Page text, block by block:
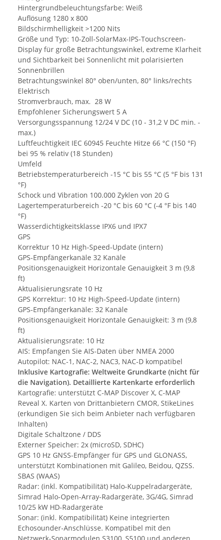
Hintergrundbeleuchtungsfarbe: Weiß
Auflösung 1280 x 800
Bildschirmhelligkeit >1200 Nits
Größe und Typ: 10-Zoll-SolarMax-IPS-Touchscreen-
Display für große Betrachtungswinkel, extreme Klarheit
und Sichtbarkeit bei Sonnenlicht mit polarisierten
Sonnenbrillen
Betrachtungswinkel 80° oben/unten, 80° links/rechts
Elektrisch
Stromverbrauch, max. 28 W
Empfohlener Sicherungswert 5 A
Versorgungsspannung 12/24 V DC (10 - 31,2 V DC min. -
max.)
Luftfeuchtigkeit IEC 60945 Feuchte Hitze 66 °C (150 °F)
bei 95 % relativ (18 Stunden)
Umfeld
Betriebstemperaturbereich -15 °C bis 55 °C (5 °F bis 131
°F)
Schock und Vibration 100.000 Zyklen von 20 G
Lagertemperaturbereich -20 °C bis 60 °C (-4 °F bis 140
°F)
Wasserdichtigkeitsklasse IPX6 und IPX7
GPS
Korrektur 10 Hz High-Speed-Update (intern)
GPS-Empfängerkanäle 32 Kanäle
Positionsgenauigkeit Horizontale Genauigkeit 3 ​​m (9,8
ft)
Aktualisierungsrate 10 Hz
GPS Korrektur: 10 Hz High-Speed-Update (intern)
GPS-Empfängerkanäle: 32 Kanäle
Positionsgenauigkeit Horizontale Genauigkeit: 3 ​​m (9,8
ft)
Aktualisierungsrate: 10 Hz
AIS: Empfangen Sie AIS-Daten über NMEA 2000
Autopilot: NAC-1, NAC-2, NAC3, NAC-D kompatibel
Inklusive Kartografie: Weltweite Grundkarte (nicht für
die Navigation). Detaillierte Kartenkarte erforderlich
Kartografie: unterstützt C-MAP Discover X, C-MAP
Reveal X. Karten von Drittanbietern CMOR, StikeLines
(erkundigen Sie sich beim Anbieter nach verfügbaren
Inhalten)
Digitale Schaltzone / DDS
Externer Speicher: 2x (microSD, SDHC)
GPS 10 Hz GNSS-Empfänger für GPS und GLONASS,
unterstützt Kombinationen mit Galileo, Beidou, QZSS.
SBAS (WAAS)
Radar: (inkl. Kompatibilität) Halo-Kuppelradargeräte,
Simrad Halo-Open-Array-Radargeräte, 3G/4G, Simrad
10/25 kW HD-Radargeräte
Sonar: (inkl. Kompatibilität) Keine integrierten
Echosounder-Anschlüsse. Kompatibel mit den